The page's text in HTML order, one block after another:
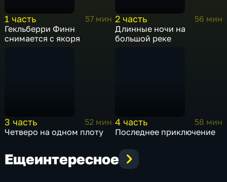
1 часть
57 мин
Гекльберри Финн
снимается с якоря
2 часть
56 мин
Длинные ночи на
большой реке
3 часть
52 мин
Четверо на одном плоту
4 часть
58 мин
Последнее приключение
Ещеинтересное